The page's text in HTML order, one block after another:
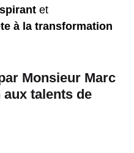
et
à la transformation
Monsieur Marc
talents de